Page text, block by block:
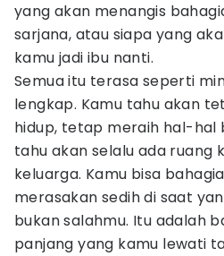
yang akan menangis
sarjana, atau siapa yang
kamu jadi ibu nanti.
Semua itu terasa seperti
lengkap. Kamu tahu akan
hidup, tetap meraih hal-hal
tahu akan selalu ada ruang
keluarga. Kamu bisa
merasakan sedih di saat
bukan salahmu. Itu adalah
panjang yang kamu lewati